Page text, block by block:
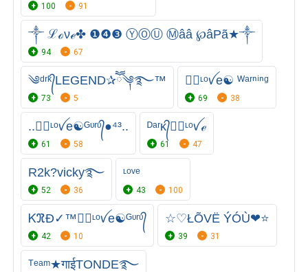
100 91
༒ ℒℴνℯ✤ ❶❹❸ ⓎⓄⓊ Ⓜââ ℘âPã★༒
94 67
༄ᵈʳᵏ᭄LEGEND✰ཽ༆࿐™
73 5
●⃝ᶫᵒꪜe☯ ᵂᵃʳⁿⁱⁿᵍ
69 38
..●⃝ᶫᵒꪜe☯ᴳᶹʳᶹ᭄●⁴³..
61 58
ᴰᵃʳᴋ᭄●⃝ᶫᵒꪜℯ
61 47
R2k?vicky࿐
52 36
ᶫᵒᵛᵉ
43 100
ᏦℜÐ✓™●⃝ᶫᵒꪜe☯ᴳᶹʳᶹ᭄
42 10
☆♡ŁÕVË ÝÓÙ❤⭐
39 31
ᵀᵉᵃᵐ★गाईTONDE࿐